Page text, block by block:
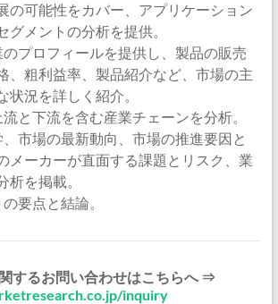
の可能性をカバー、アプリケーション
グメントの分析を提供。
プロフィールを提供し、製品の販売
、粗利益率、製品紹介など、市場の主
状況を詳しく紹介。
と下流を含む産業チェーンを分析。
市場の最新動向、市場の推進要因と
メーカーが直面する課題とリスク、業
析を掲載。
要点と結論。
するお問い合わせはこちらへ ⇒
inquiry